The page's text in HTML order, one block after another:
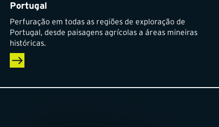
Portugal
Perfuração em todas as regiões de exploração de
Portugal, desde paisagens agrícolas a áreas mineiras
históricas.